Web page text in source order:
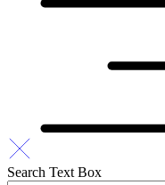
Search Text Box